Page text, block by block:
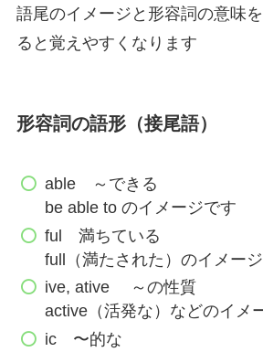
語尾のイメージと形容詞の意味
ると覚えやすくなります
形容詞の語形（接尾語）
able ～できる
be able to のイメージです
ful 満ちている
full（満たされた）のイメー
ive, ative ～の性質
active（活発な）などのイメ
ic 〜的な